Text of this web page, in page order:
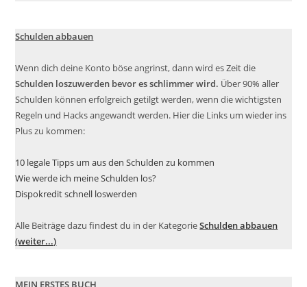
Schulden abbauen
Wenn dich deine Konto böse angrinst, dann wird es Zeit die
Schulden loszuwerden bevor es schlimmer wird. Über 90% aller
Schulden können erfolgreich getilgt werden, wenn die wichtigsten
Regeln und Hacks angewandt werden. Hier die Links um wieder ins
Plus zu kommen:
10 legale Tipps um aus den Schulden zu kommen
Wie werde ich meine Schulden los?
Dispokredit schnell loswerden
Alle Beiträge dazu findest du in der KategorieSchulden abbauen
(weiter...)
MEIN ERSTES BUCH